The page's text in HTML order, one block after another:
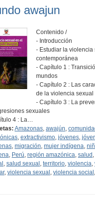
awajun
Contenido /
- Introducción
- Estudiar la violencia
contemporánea
- Capítulo 1 :
mundos
- Capítulo 2 : Las
de la violencia sexual
- Capítulo 3 : La
sexuales
4 : La…
Amazonas, awajún,
, extractivismo, jóvenes,
, migración, mujer indígena,
, Perú, región amazónica, salud ,
, salud sexual , territorio, violencia,
, violencia sexual , violencia social ,